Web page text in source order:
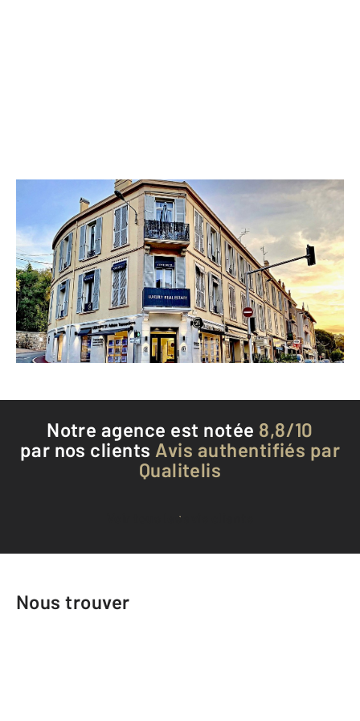
CENTURY 21 Adhère Transactions
65 avenue Maréchal Juin
CANNES - 06400
Envoyer un message
Téléphoner à l'agence
Notre agence est notée 8,8/10
par nos clients Avis authentifiés par
Qualitelis
Voir tous les avis clients
Nous trouver